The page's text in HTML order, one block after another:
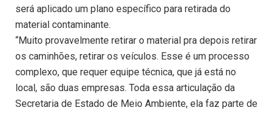
será aplicado um plano específico para retirada do
material contaminante.
“Muito provavelmente retirar o material pra depois retirar
os caminhões, retirar os veículos. Esse é um processo
complexo, que requer equipe técnica, que já está no
local, são duas empresas. Toda essa articulação da
Secretaria de Estado de Meio Ambiente, ela faz parte de